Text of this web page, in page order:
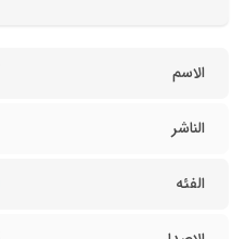
الاسم
الناشر
الفئه